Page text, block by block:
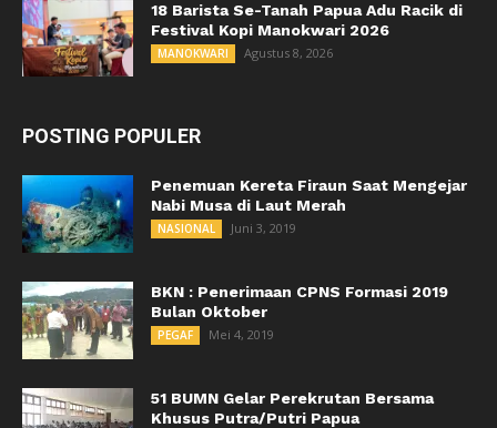
18 Barista Se-Tanah Papua Adu Racik di
Festival Kopi Manokwari 2026
MANOKWARI Agustus 8, 2026
POSTING POPULER
Penemuan Kereta Firaun Saat Mengejar
Nabi Musa di Laut Merah
NASIONAL Juni 3, 2019
BKN : Penerimaan CPNS Formasi 2019
Bulan Oktober
PEGAF Mei 4, 2019
51 BUMN Gelar Perekrutan Bersama
Khusus Putra/Putri Papua